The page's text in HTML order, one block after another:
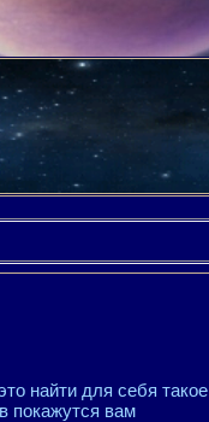
найти для себя такое
покажутся вам